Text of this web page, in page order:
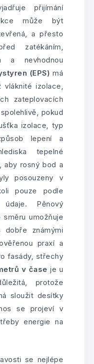
přijímání
může být
a přesto
zatékáním,
a nevhodnou
(EPS) má
vláknité izolace,
zateplovacích
pokud
izolace, typ
lepení a
tepelné
aby rosný bod a
posouzeny v
pouze podle
údaje. Pěnový
umožňuje
dobře známými
praxí a
fasády, střechy
v čase je u
protože
sloužit desítky
se projeví v
energie na
se nejlépe